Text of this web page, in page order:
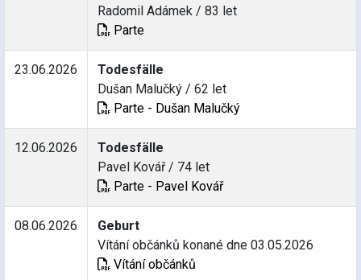
Radomil Adámek / 83 let
Parte
23.06.2026
Todesfälle
Dušan Malučký / 62 let
Parte - Dušan Malučký
12.06.2026
Todesfälle
Pavel Kovář / 74 let
Parte - Pavel Kovář
08.06.2026
Geburt
Vítání občánků konané dne 03.05.2026
Vítání občánků